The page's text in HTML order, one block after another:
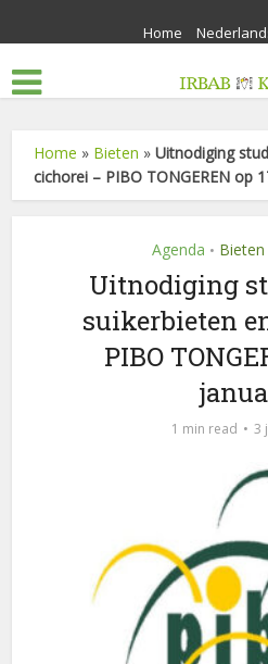
Home
Home » Bieten »Uitnodiging
cichorei – PIBO TONGEREN op
Agenda • Bieten
Uitnodiging
suikerbieten
PIBO
1 min read 3